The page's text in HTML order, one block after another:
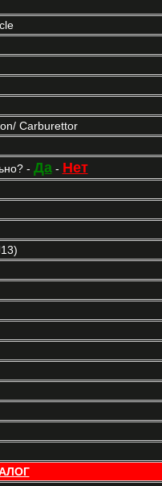
Carburettor
- Да- Нет